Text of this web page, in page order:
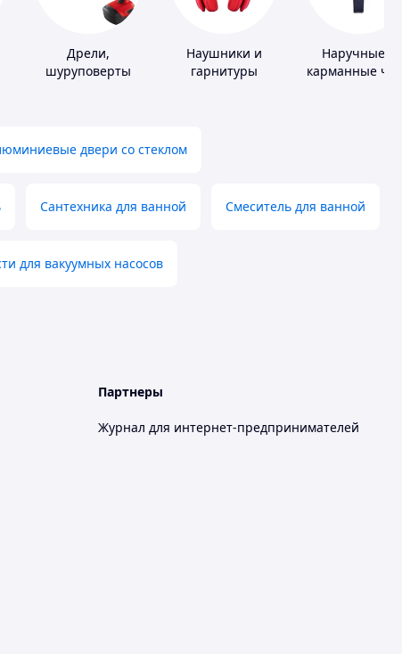
Дрели,
шуруповерты
Наушники и
гарнитуры
Наручные и
карманные
двери со стеклом
Сантехника для ванной Смеситель для ванной
для вакуумных насосов
Партнеры
Журнал для интернет-предпринимателей